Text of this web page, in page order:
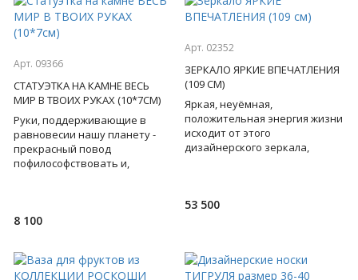
Арт. 09366
СТАТУЭТКА НА КАМНЕ ВЕСЬ
МИР В ТВОИХ РУКАХ (10*7СМ)
Руки, поддерживающие в
равновесии нашу планету -
прекрасный повод
пофилософствовать и,
8 100
Арт. 02352
ЗЕРКАЛО ЯРКИЕ ВПЕЧАТЛЕНИЯ
(109 СМ)
Яркая, неуёмная,
положительная энергия жизни
исходит от этого
дизайнерского зеркала,
53 500